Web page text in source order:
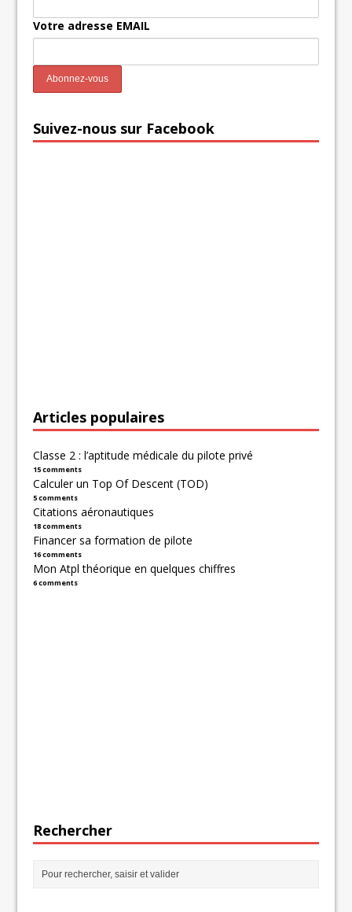
Votre adresse EMAIL
Suivez-nous sur Facebook
Articles populaires
Classe 2 : l’aptitude médicale du pilote privé
15 comments
Calculer un Top Of Descent (TOD)
5 comments
Citations aéronautiques
18 comments
Financer sa formation de pilote
16 comments
Mon Atpl théorique en quelques chiffres
6 comments
Rechercher